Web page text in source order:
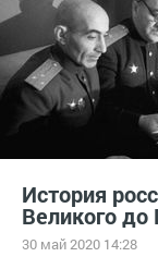
История
Великого до
30 май 2020 14:28